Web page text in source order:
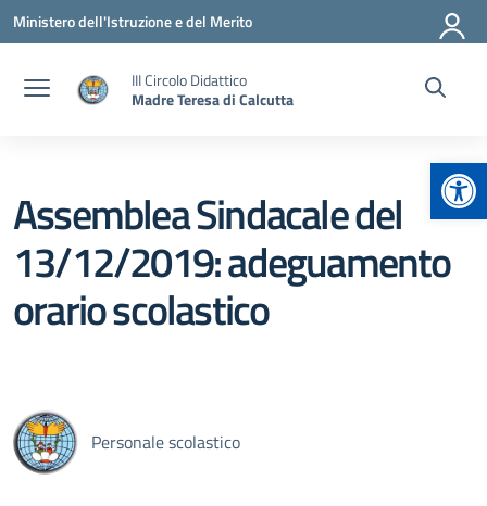
Vai ai contenuti
Vai al menu di navigazione
Vai al footer
Ministero dell'Istruzione e del Merito
III Circolo Didattico
Madre Teresa di Calcutta
Assemblea Sindacale del
13/12/2019: adeguamento
orario scolastico
Personale scolastico